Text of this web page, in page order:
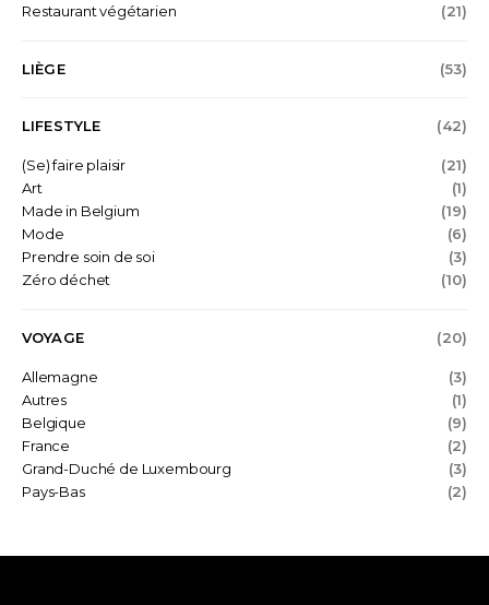
Restaurant végétarien
(21)
LIÈGE (53)
LIFESTYLE (42)
(Se) faire plaisir
(21)
Art
(1)
Made in Belgium
(19)
Mode
(6)
Prendre soin de soi
(3)
Zéro déchet
(10)
VOYAGE (20)
Allemagne
(3)
Autres
(1)
Belgique
(9)
France
(2)
Grand-Duché de Luxembourg
(3)
Pays-Bas
(2)